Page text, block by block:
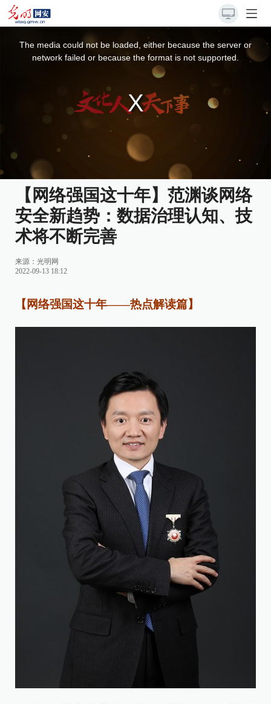
The media could not be loaded, either because the server or
network failed or because the format is not supported.
【网络强国这十年】范渊谈网络
安全新趋势：数据治理认知、技
术将不断完善
来源： 光明网
2022-09-13 18:12
【网络强国这十年——热点解读篇】